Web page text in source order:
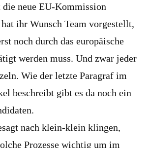
neue EU-Kommission
ihr Wunsch Team vorgestellt,
noch durch das europäische
werden muss. Und zwar jeder
Wie der letzte Paragraf im
beschreibt gibt es da noch ein
nach klein-klein klingen,
Prozesse wichtig um im